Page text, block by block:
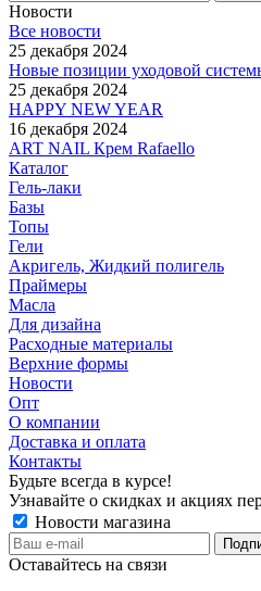
Новости
Все новости
25 декабря 2024
Новые позиции уходовой
25 декабря 2024
HAPPY NEW YEAR
16 декабря 2024
ART NAIL Крем Rafaello
Каталог
Гель-лаки
Базы
Топы
Гели
Акригель, Жидкий полигель
Праймеры
Масла
Для дизайна
Расходные материалы
Верхние формы
Новости
Опт
О компании
Доставка и оплата
Контакты
Будьте всегда в курсе!
Узнавайте о скидках и акциях
Новости магазина
Оставайтесь на связи